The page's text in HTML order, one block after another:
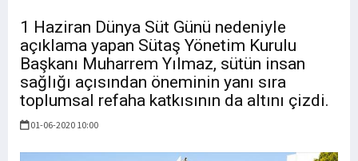
1 Haziran Dünya Süt Günü nedeniyle
açıklama yapan Sütaş Yönetim Kurulu
Başkanı Muharrem Yılmaz, sütün insan
sağlığı açısından öneminin yanı sıra
toplumsal refaha katkısının da altını çizdi.
01-06-2020 10:00